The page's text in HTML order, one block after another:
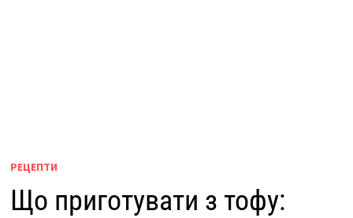
РЕЦЕПТИ
Що приготувати з тофу: